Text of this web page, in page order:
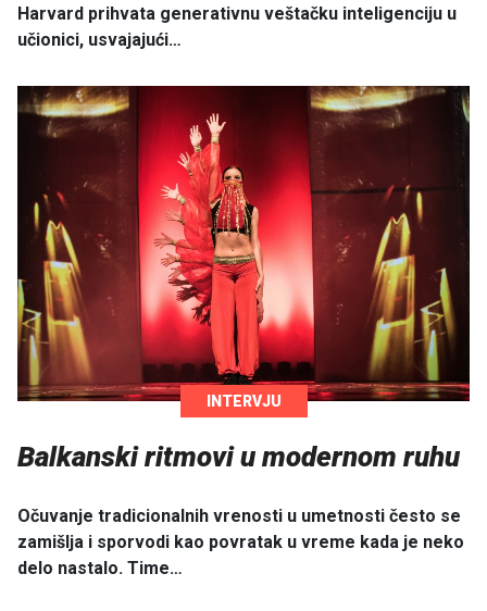
Harvard prihvata generativnu veštačku inteligenciju u
učionici, usvajajući…
INTERVJU
Balkanski ritmovi u modernom ruhu
Očuvanje tradicionalnih vrenosti u umetnosti često se
zamišlja i sporvodi kao povratak u vreme kada je neko
delo nastalo. Time…